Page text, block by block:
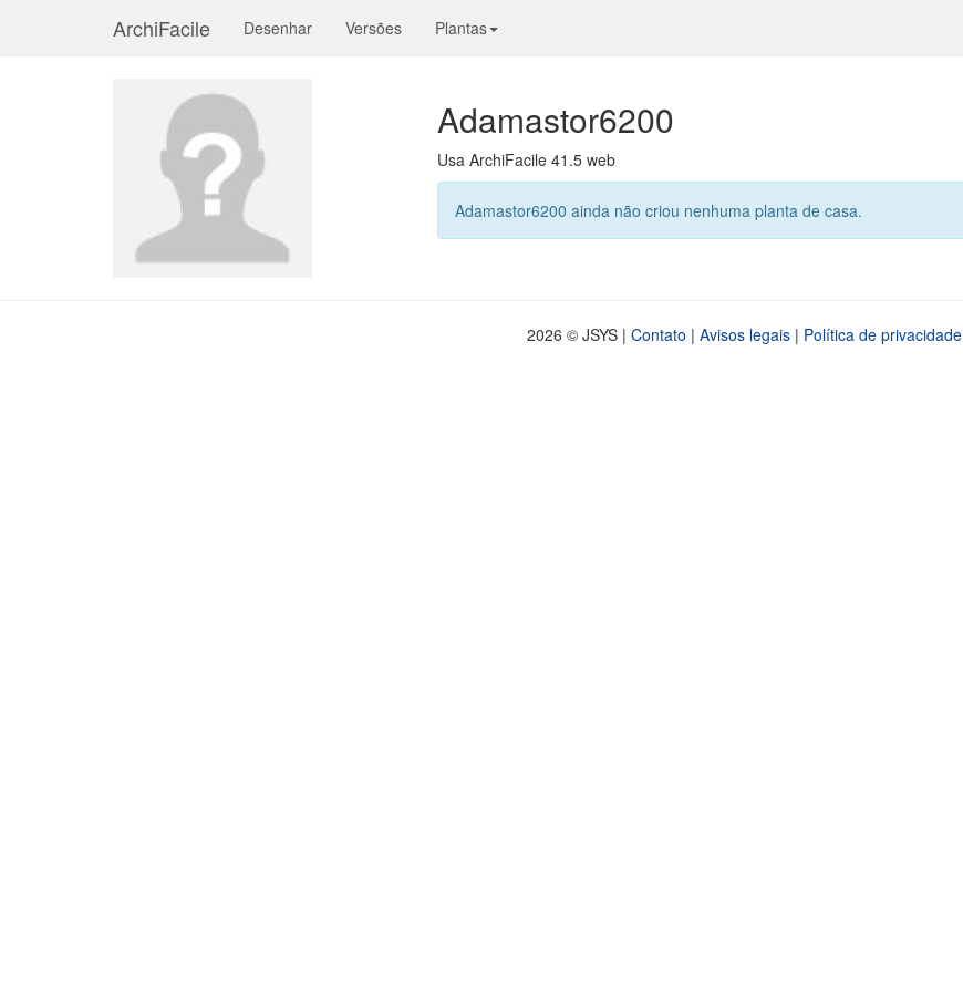
ArchiFacile Desenhar Versões Plantas
Adamastor6200
Usa ArchiFacile 41.5 web
Adamastor6200 ainda não criou nenhuma planta de casa.
2026 © JSYS | Contato | Avisos legais| Política de privacidade